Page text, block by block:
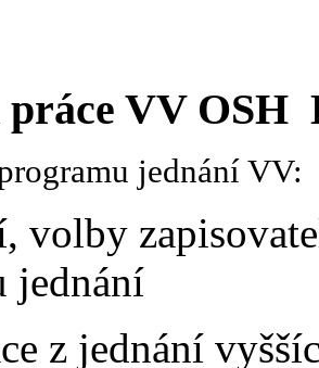
práce VV
jednání VV:
volby
jednání
z jednání